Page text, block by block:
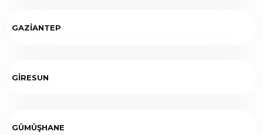
GAZİANTEP
GİRESUN
GÜMÜŞHANE